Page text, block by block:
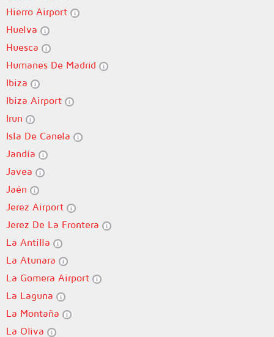
Hierro Airport
Huelva
Huesca
Humanes De Madrid
Ibiza
Ibiza Airport
Irun
Isla De Canela
Jandía
Javea
Jaén
Jerez Airport
Jerez De La Frontera
La Antilla
La Atunara
La Gomera Airport
La Laguna
La Montaña
La Oliva